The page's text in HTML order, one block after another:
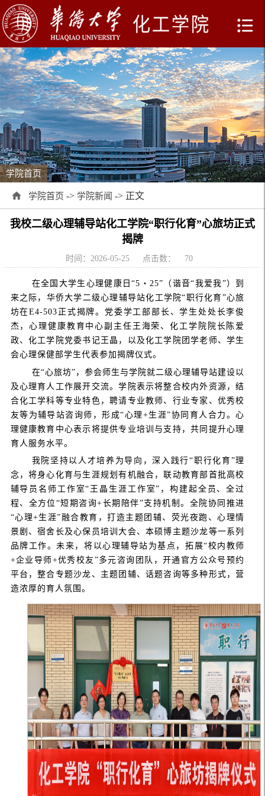
学院首页
学院首页 -> 学院新闻 -> 正文
我校二级心理辅导站化工学院“职行化育”心旅坊正式
揭牌
时间：2026-05-25 点击数： 70
在全国大学生心理健康日“5・25”（谐音“我爱我”）到
来之际，华侨大学二级心理辅导站化工学院“职行化育”心旅
坊在E4-503正式揭牌。党委学工部部长、学生处处长李俊
杰，心理健康教育中心副主任王海荣、化工学院院长陈爱
政、化工学院党委书记王晶，以及化工学院团学老师、学生
会心理保健部学生代表参加揭牌仪式。
在“心旅坊”，参会师生与学院就二级心理辅导站建设以
及心理育人工作展开交流。学院表示将整合校内外资源，结
合化工学科等专业特色，聘请专业教师、行业专家 、优秀校
友等为辅导站咨询师，形成“心理+生涯”协同育人合力。心
理健康教育中心表示将提供专业培训与支持，共同提升心理
育人服务水平。
我院坚持以人才培养为导向，深入践行“职行化育”理
念，将身心化育与生涯规划有机融合，联动教育部首批高校
辅导员名师工作室“王晶生涯工作室”，构建起全员、全过
程、全方位“短期咨询+长期陪伴”支持机制。全院协同推进
“心理+生涯”融合教育，打造主题团辅、荧光夜跑、心理情
景剧、宿舍长及心保员培训大会、本硕博主题沙龙等一系列
品牌工作。未来，将 以心理辅导站为基点，拓展“校内教师
+企业导师+优秀校友”多元咨询团队，开通官方公众号预约
平台，整合专题沙龙、主题团辅、话题咨询等多种形式，营
造浓厚的育人氛围。